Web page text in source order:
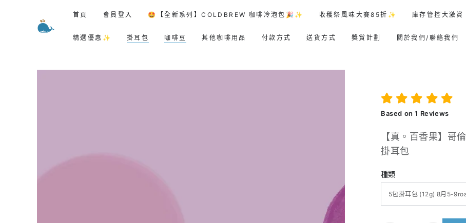
首頁 會員登入 🤩【全新系列】COLDBREW 咖啡冷泡包🎉✨ 收穫祭風味大賽85折✨ 庫存管控大激賞
精選優惠✨ 掛耳包 咖啡豆 其他咖啡用品 付款方式 送貨方式 獎賞計劃 關於我們/聯絡我們
Based on1 Reviews
【真。百香果】哥
掛耳包
種類